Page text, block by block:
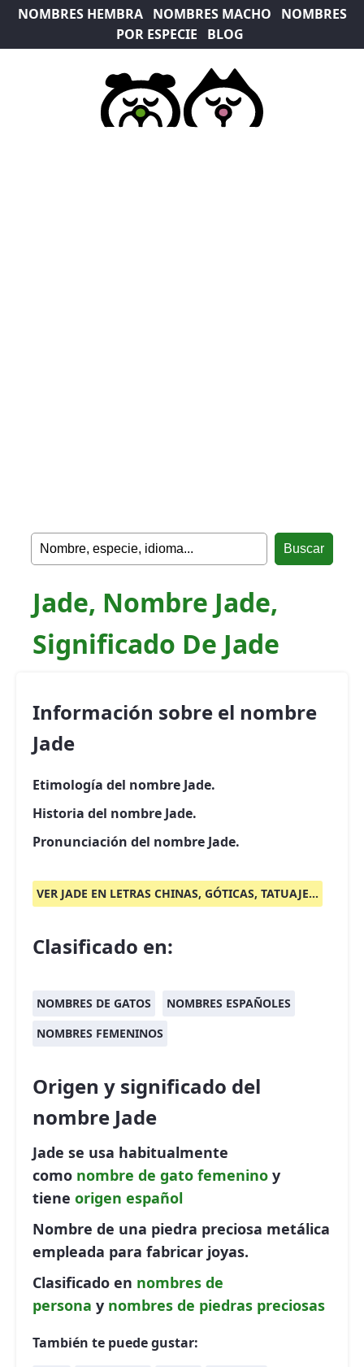
NOMBRES HEMBRA NOMBRES MACHO
NOMBRES
POR ESPECIE
BLOG
Jade, Nombre Jade,
Significado De Jade
Información sobre el nombre
Jade
Etimología del nombre Jade.
Historia del nombre Jade.
Pronunciación del nombre Jade.
VER JADE EN LETRAS CHINAS, GÓTICAS, TATUAJE...
Clasificado en:
NOMBRES DE GATOS
NOMBRES ESPAÑOLES
NOMBRES FEMENINOS
Origen y significado del
nombre Jade
Jade se usa habitualmente
como nombre de gato femenino y
tiene origen español
Nombre de una piedra preciosa metálica
empleada para fabricar joyas.
Clasificado en nombres de
persona y nombres de piedras preciosas
También te puede gustar: